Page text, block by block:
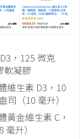
，125 微克
軟凝膠
維生素 D3，10
（10 毫升）
金維生素 C，
升）